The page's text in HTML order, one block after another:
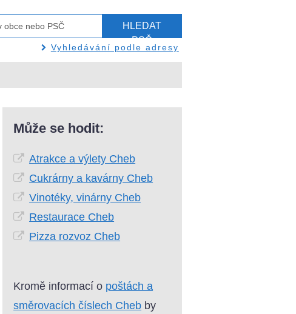
HLEDAT
PSČ
Vyhledávání podle adresy
Může se hodit:
Atrakce a výlety Cheb
Cukrárny a kavárny Cheb
Vinotéky, vinárny Cheb
Restaurace Cheb
Pizza rozvoz Cheb
Kromě informací o poštách a
směrovacích číslech Cheb by